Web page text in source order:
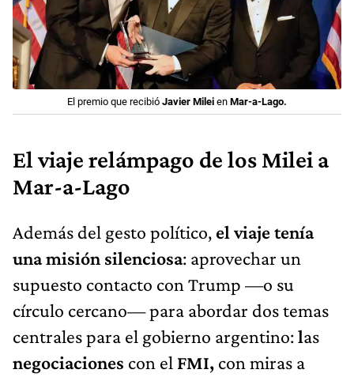
El premio que recibió Javier Milei en Mar-a-Lago.
El viaje relámpago de los Milei a
Mar-a-Lago
Además del gesto político, el viaje tenía
una misión silenciosa: aprovechar un
supuesto contacto con Trump —o su
círculo cercano— para abordar dos temas
centrales para el gobierno argentino:las
negociaciones con el FMI, con miras a